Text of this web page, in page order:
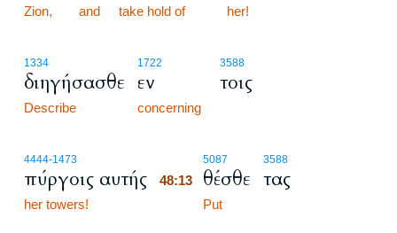
Zion, and take hold of her!
1334
διηγήσασθε
Describe
1722
εν
concerning
3588
τοις
4444-1473
πύργοις αυτής
her towers!
5087
48:13 θέσθε
Put
3588
τας